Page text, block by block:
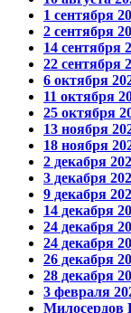
1 сентября
2 сентября
14 сентября
22 сентября
6 октября
11 октября
25 октября
13 ноября
18 ноября
2 декабря
3 декабря
9 декабря
14 декабря
24 декабря
24 декабря
26 декабря
28 декабря
3 февраля
Милосердов